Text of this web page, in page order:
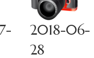
2018-06-
28